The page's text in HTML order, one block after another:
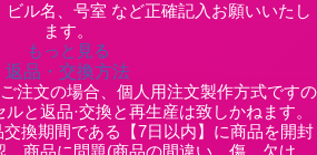
ル名、号室 など正確記入お願いいたし
ます。
もっと見る
返品・交換方法
注文の場合、個人用注文製作方式ですの
と返品·交換と再生産は致しかねます。
換期間である【7日以内】に商品を開封
商品に問題(商品の間違い、傷、欠け、